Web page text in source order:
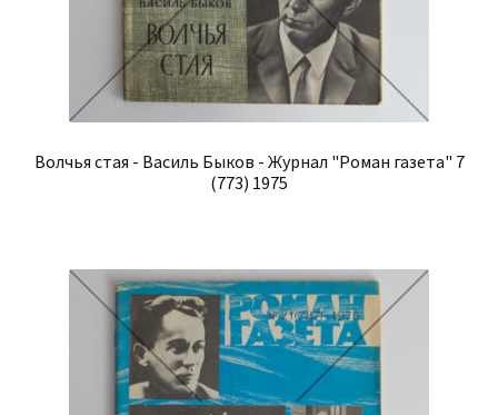
Волчья стая - Василь Быков - Журнал "Роман газета" 7
(773) 1975